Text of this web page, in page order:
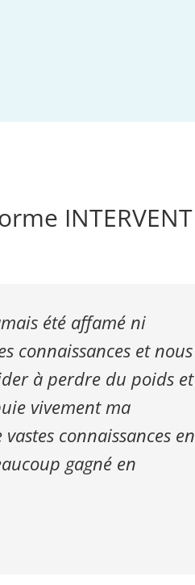
INTERVENT
été affamé ni
connaissances et nous
à perdre du poids et
vivement ma
connaissances en
gagné en